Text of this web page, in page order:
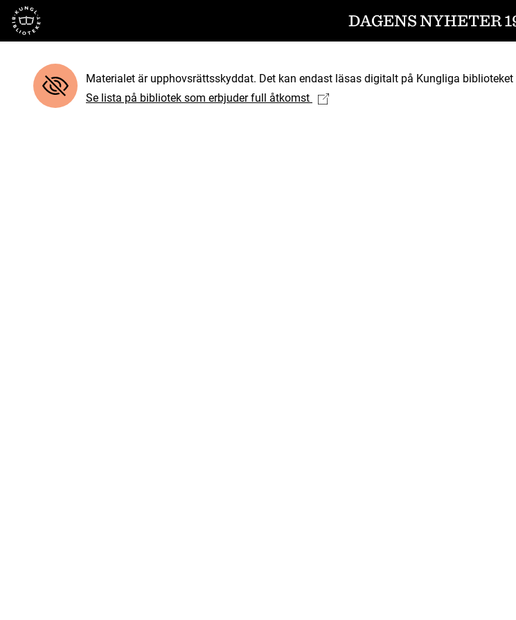
Till startsidan DAGENS NYHETER
Materialet är upphovsrättsskyddat. Det kan endast läsas digitalt på Kungliga
Se lista på bibliotek som erbjuder full åtkomst